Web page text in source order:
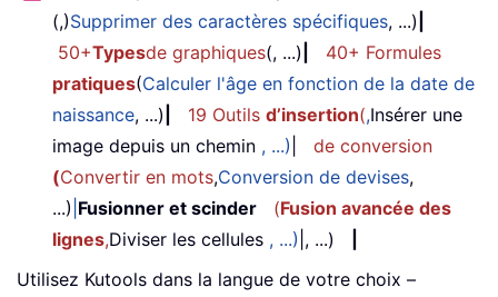
(,)Supprimer des caractères spécifiques, ...)
50+Typesde graphiques(, ...)
40+ Formules
pratiques(Calculer l'âge en fonction de la date de
naissance, ...) 19 Outils d’insertion(,Insérer une
image depuis un chemin , ...)
de conversion
(Convertir en mots,Conversion de devises,
...) Fusionner et scinder (Fusion avancée des
lignes,Diviser les cellules , ...) |, ...)
Utilisez Kutools dans la langue de votre choix –